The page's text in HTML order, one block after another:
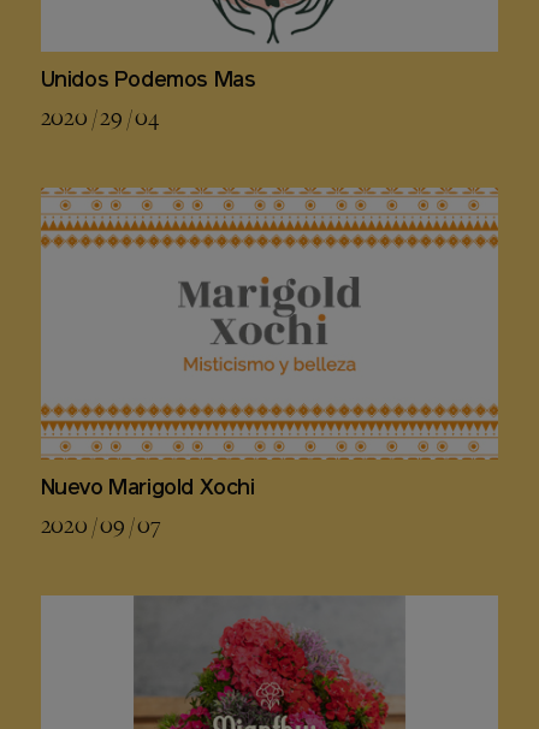
Unidos Podemos Mas
2020 / 29 / 04
Nuevo Marigold Xochi
2020 / 09 / 07